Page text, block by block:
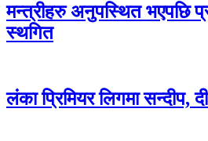
मन्त्रीहरु अनुपस्थित भएपछि
स्थगित
लंका प्रिमियर लिगमा